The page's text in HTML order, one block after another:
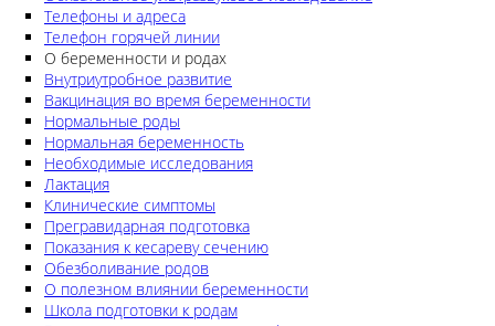
Телефоны и адреса
Телефон горячей линии
О беременности и родах
Внутриутробное развитие
Вакцинация во время беременности
Нормальные роды
Нормальная беременность
Необходимые исследования
Лактация
Клинические симптомы
Прегравидарная подготовка
Показания к кесареву сечению
Обезболивание родов
О полезном влиянии беременности
Школа подготовки к родам